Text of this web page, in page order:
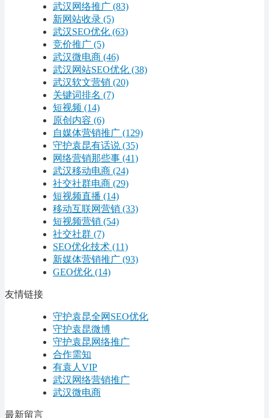
武汉网络推广 (83)
新网站收录 (5)
武汉SEO优化 (63)
竞价推广 (5)
武汉微电商 (46)
武汉网站SEO优化 (38)
武汉软文营销 (20)
关键词排名 (7)
短视频 (14)
原创内容 (6)
自媒体营销推广 (129)
守护袁昆有话说 (35)
网络营销那些事 (41)
武汉移动电商 (24)
社交社群电商 (29)
短视频直播 (14)
移动互联网营销 (33)
短视频营销 (54)
社交社群 (7)
SEO优化技术 (11)
新媒体营销推广 (93)
GEO优化 (14)
友情链接
守护袁昆全网SEO优化
守护袁昆微博
守护袁昆网络推广
合作需知
有袁人VIP
武汉网络营销推广
武汉微电商
最新留言